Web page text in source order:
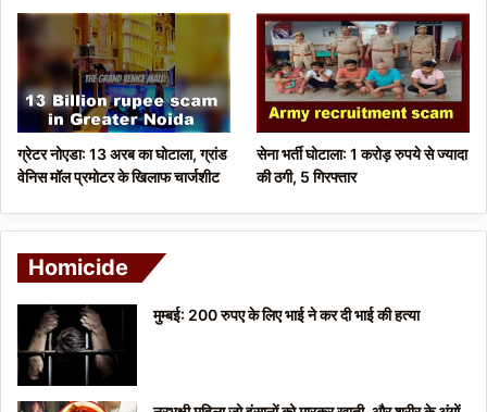
e
ग्रेटर नोएडा: 13 अरब का घोटाला, ग्रांड
वेनिस मॉल प्रमोटर के खिलाफ चार्जशीट
सेना भर्ती घोटाला: 1 करोड़ रुपये से ज्यादा
की ठगी, 5 गिरफ्तार
Homicide
मुम्बई: 200 रुपए के लिए भाई ने कर दी भाई की हत्या